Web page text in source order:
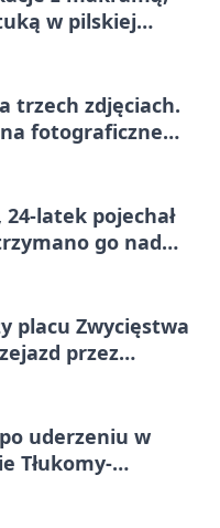
w pilskiej
trzech zdjęciach.
fotograficzne
latek pojechał
go nad
placu Zwycięstwa
przez
uderzeniu w
Tłukomy-